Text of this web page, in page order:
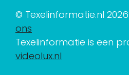
© Texelinformatie.nl
ons
Texelinformatie is een
videolux.nl